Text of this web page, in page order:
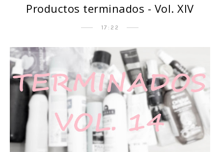
Productos terminados - Vol. XIV
17:22